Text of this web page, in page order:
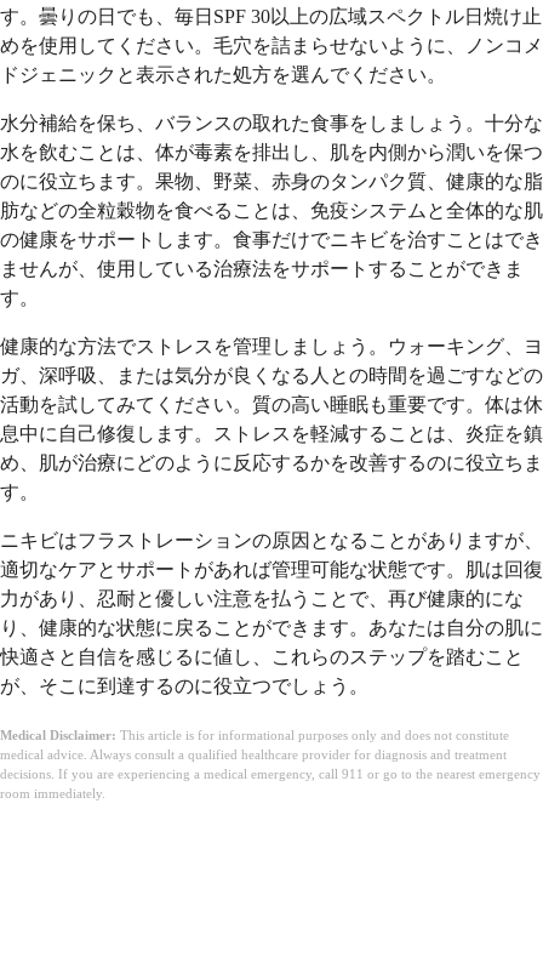
す。曇りの日でも、毎日SPF 30以上の広域スペクトル日焼け止
めを使用してください。毛穴を詰まらせないように、ノンコメ
ドジェニックと表示された処方を選んでください。
水分補給を保ち、バランスの取れた食事をしましょう。十分な
水を飲むことは、体が毒素を排出し、肌を内側から潤いを保つ
のに役立ちます。果物、野菜、赤身のタンパク質、健康的な脂
肪などの全粒穀物を食べることは、免疫システムと全体的な肌
の健康をサポートします。食事だけでニキビを治すことはでき
ませんが、使用している治療法をサポートすることができま
す。
健康的な方法でストレスを管理しましょう。ウォーキング、ヨ
ガ、深呼吸、または気分が良くなる人との時間を過ごすなどの
活動を試してみてください。質の高い睡眠も重要です。体は休
息中に自己修復します。ストレスを軽減することは、炎症を鎮
め、肌が治療にどのように反応するかを改善するのに役立ちま
す。
ニキビはフラストレーションの原因となることがありますが、
適切なケアとサポートがあれば管理可能な状態です。肌は回復
力があり、忍耐と優しい注意を払うことで、再び健康的にな
り、健康的な状態に戻ることができます。あなたは自分の肌に
快適さと自信を感じるに値し、これらのステップを踏むこと
が、そこに到達するのに役立つでしょう。
Medical Disclaimer: This article is for informational purposes only and does not constitute
medical advice. Always consult a qualified healthcare provider for diagnosis and treatment
decisions. If you are experiencing a medical emergency, call 911 or go to the nearest emergency
room immediately.